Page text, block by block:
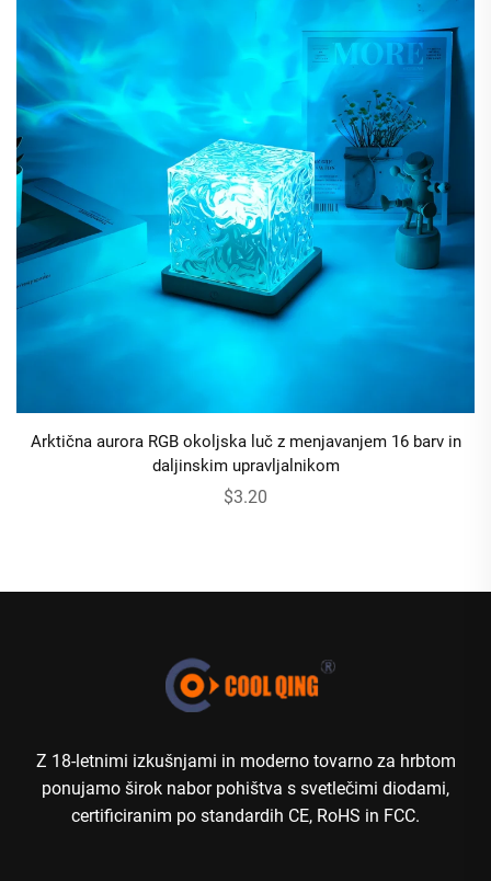
Arktična aurora RGB okoljska luč z menjavanjem 16 barv in
daljinskim upravljalnikom
$3.20
Z 18-letnimi izkušnjami in moderno tovarno za hrbtom
ponujamo širok nabor pohištva s svetlečimi diodami,
certificiranim po standardih CE, RoHS in FCC.